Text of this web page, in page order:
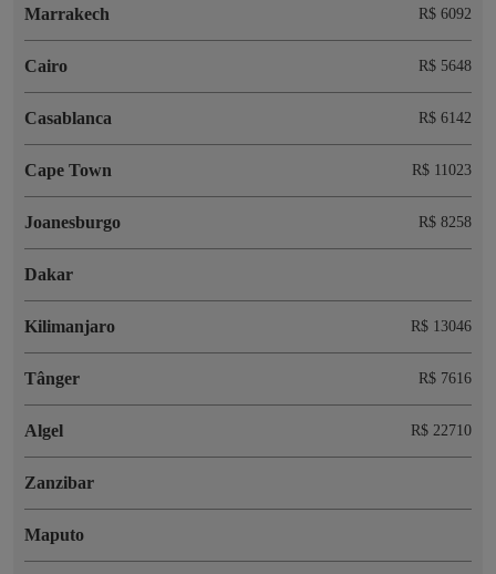
Marrakech R$ 6092
Cairo R$ 5648
Casablanca R$ 6142
Cape Town R$ 11023
Joanesburgo R$ 8258
Dakar
Kilimanjaro R$ 13046
Tânger R$ 7616
Algel R$ 22710
Zanzibar
Maputo